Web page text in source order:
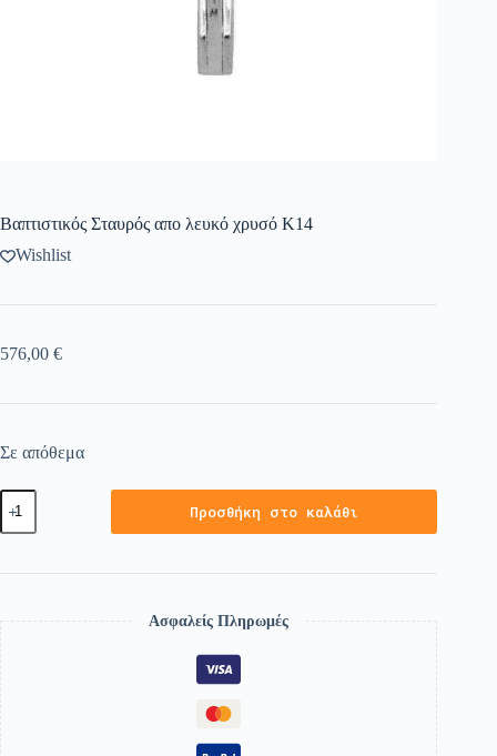
Βαπτιστικός Σταυρός απο λευκό χρυσό Κ14
Wishlist
576,00 €
Σε απόθεμα
Προσθήκη στο καλάθι
Ασφαλείς Πληρωμές